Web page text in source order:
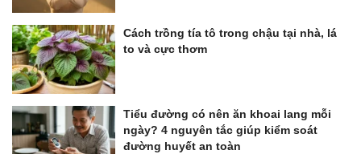
Cách trồng tía tô trong chậu tại nhà, lá
to và cực thơm
Tiểu đường có nên ăn khoai lang mỗi
ngày? 4 nguyên tắc giúp kiểm soát
đường huyết an toàn